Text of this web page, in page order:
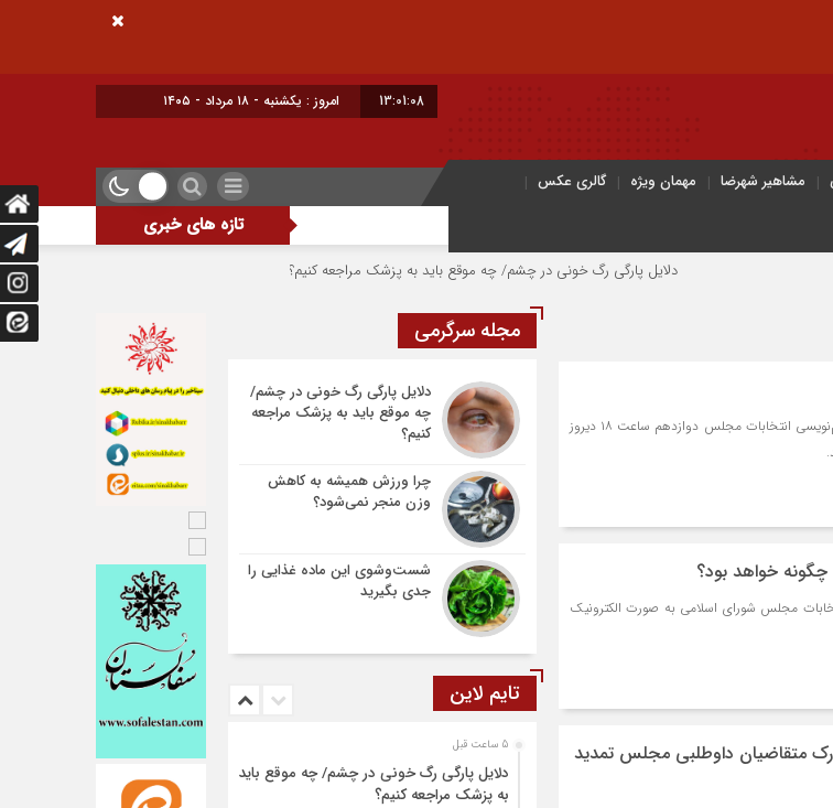
13:01:09 امروز : یکشنبه - ۱۸ مرداد - ۱۴۰۵
مشاهیر شهرضا مهمان ویژه
گالری عکس
تازه های خبری
دلایل پارگی رگ خونی در چشم/ چه موقع باید به پزشک مراجعه کنیم؟ چرا ورزش همیشه به کاهش وزن منجر نمی‌شود؟
سیناخبر- سخنگوی ستاد انتخابات کشور گفت: فرصت نام‌نویسی انتخابات مجلس دوازدهم ساعت ۱۸ دیروز
چگونه خواهد بود؟
مجلس شورای اسلامی به صورت الکترونیک
متقاضیان داوطلبی مجلس تمدید
مجله سرگرمی
دلایل پارگی رگ خونی در چشم/
چه موقع باید به پزشک مراجعه
کنیم؟
چرا ورزش همیشه به کاهش
وزن منجر نمی‌شود؟
شست‌وشوی این ماده غذایی را
جدی بگیرید
تایم لاین
5 ساعت قبل
دلایل پارگی رگ خونی در چشم/ چه موقع باید
به پزشک مراجعه کنیم؟